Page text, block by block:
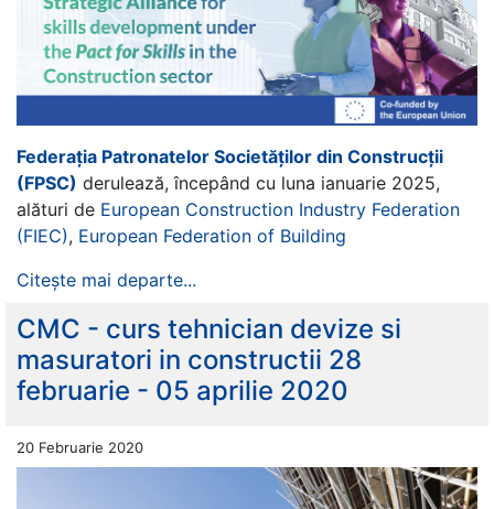
Federația Patronatelor Societăților din Construcții
(FPSC) derulează, începând cu luna ianuarie 2025,
alături de European Construction Industry Federation
(FIEC), European Federation of Building
Citește mai departe...
CMC - curs tehnician devize si
masuratori in constructii 28
februarie - 05 aprilie 2020
20 Februarie 2020